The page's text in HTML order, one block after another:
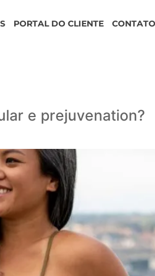
PORTAL DO CLIENTE CONTATO
e prejuvenation?